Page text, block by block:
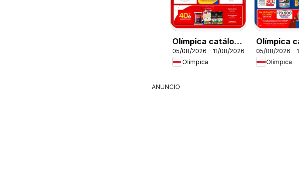
Olímpica catálogo
Miércoles de
Plaza
05/08/2026 - 11/08/2026
Olímpica
Olímpica
05/08/2026 -
Olímpica
ANUNCIO